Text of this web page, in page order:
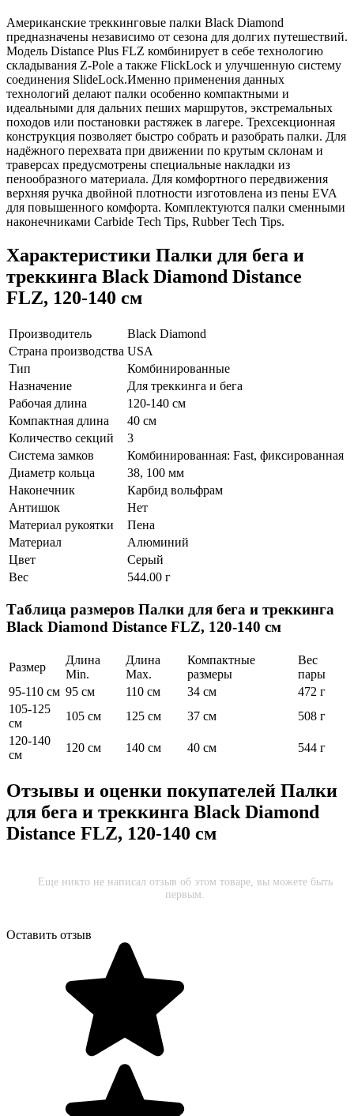
Американские треккинговые палки Black Diamond
предназначены независимо от сезона для долгих путешествий.
Модель Distance Plus FLZ комбинирует в себе технологию
складывания Z-Pole а также FlickLock и улучшенную систему
соединения SlideLock.Именно применения данных
технологий делают палки особенно компактными и
идеальными для дальних пеших маршрутов, экстремальных
походов или постановки растяжек в лагере. Трехсекционная
конструкция позволяет быстро собрать и разобрать палки. Для
надёжного перехвата при движении по крутым склонам и
траверсах предусмотрены специальные накладки из
пенообразного материала. Для комфортного передвижения
верхняя ручка двойной плотности изготовлена из пены EVA
для повышенного комфорта. Комплектуются палки сменными
наконечниками Сarbide Tech Tips, Rubber Tech Tips.
Характеристики Палки для бега и
треккинга Black Diamond Distance
FLZ, 120-140 см
Производитель
Black Diamond
Страна производства USA
Тип
Комбинированные
Назначение
Для треккинга и бега
Рабочая длина
120-140 см
Компактная длина
40 см
Количество секций
3
Система замков
Комбинированная: Fast, фиксированная
Диаметр кольца
38, 100 мм
Наконечник
Карбид вольфрам
Антишок
Нет
Материал рукоятки
Пена
Материал
Алюминий
Цвет
Серый
Вес
544.00 г
Таблица размеров Палки для бега и треккинга
Black Diamond Distance FLZ, 120-140 см
Размер
Длина
Min.
Длина
Max.
Компактные
размеры
Вес
пары
95-110 см 95 см 110 см 34 см
472 г
105-125
см
105 см 125 см 37 см
508 г
120-140
см
120 см 140 см 40 см 544 г
Отзывы и оценки покупателей Палки
для бега и треккинга Black Diamond
Distance FLZ, 120-140 см
Еще никто не написал отзыв об этом товаре, вы можете быть
первым.
Оставить отзыв